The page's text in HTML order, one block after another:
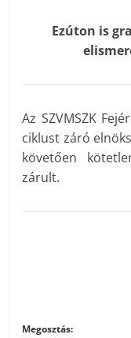
Ezúton is
Az SZVMSZK
ciklust záró
követően
zárult.
Megosztás: